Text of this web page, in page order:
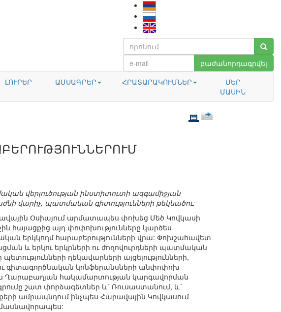
բաժանորդագրվել
ԼՈՒՐԵՐ ԱՄՍԱԳՐԵՐ ՀՐԱՏԱՐԱԿՈՒՄՆԵՐ
ՄԵՐ
ՄԱՍԻՆ
վերլուծության ինստիտուտի ազգամիջյան
վարիչ, պատմական գիտությունների թեկնածու:
Օսիայում արմատապես փոխեց Մեծ Կովկասի
այդ փոփոխությունները կարծես
երկկողմ հարաբերությունների վրա: Փոխշահավետ
և երկու երկրների ու ժողովուրդների պատմական
ղեկավարների այցելությունների,
գիտագործնական կոնֆերանսների անփոփոխ
ին Ղարաբաղյան հակամարտության կարգավորման
շատ փորձագետներ և´ Ռուսաստանում, և´
ամրապնդում ինչպես Հարավային Կովկասում